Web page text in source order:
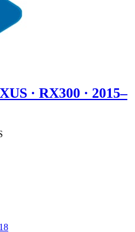
· RX300 · 2015–